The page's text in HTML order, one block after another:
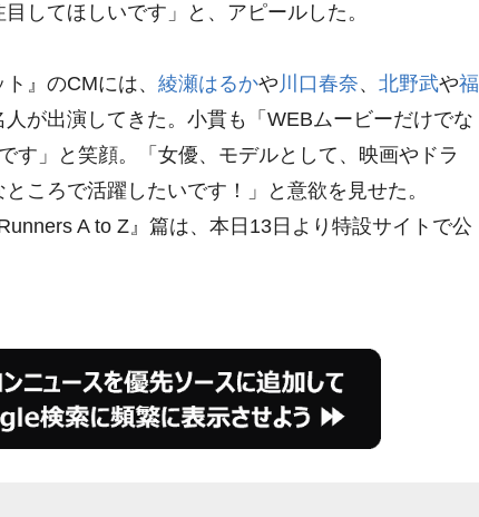
してほしいです」と、アピールした。
』のCMには、 綾瀬はるか 川口春奈、 北野武
福
人が出演してきた。小貫も「WEBムービーだけでな
す」と笑顔。「女優、モデルとして、映画やドラ
ころで活躍したいです！」と意欲を見せた。
A to Z』篇は、本日13日より特設サイトで公